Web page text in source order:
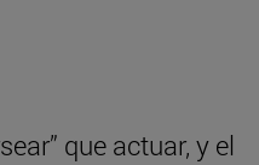
que actuar, y el